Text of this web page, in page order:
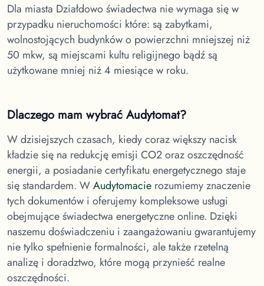
Dla miasta Działdowoświadectwa nie wymaga się w
przypadku nieruchomości które: są zabytkami,
wolnostojących budynków o powierzchni mniejszej niż
50 mkw, są miejscami kultu religijnego bądź są
użytkowane mniej niż 4 miesiące w roku.
Dlaczego mam wybrać Audytomat?
W dzisiejszych czasach, kiedy coraz większy nacisk
kładzie się na redukcję emisji CO2 oraz oszczędność
energii, a posiadanie certyfikatu energetycznego staje
się standardem. WAudytomacie rozumiemy znaczenie
tych dokumentów i oferujemy kompleksowe usługi
obejmujące świadectwa energetyczne online. Dzięki
naszemu doświadczeniu i zaangażowaniu gwarantujemy
nie tylko spełnienie formalności, ale także rzetelną
analizę i doradztwo, które mogą przynieść realne
oszczędności.